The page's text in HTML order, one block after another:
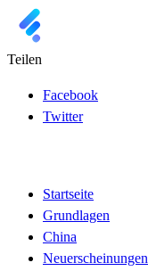
Teilen
Facebook
Twitter
Startseite
Grundlagen
China
Neuerscheinungen